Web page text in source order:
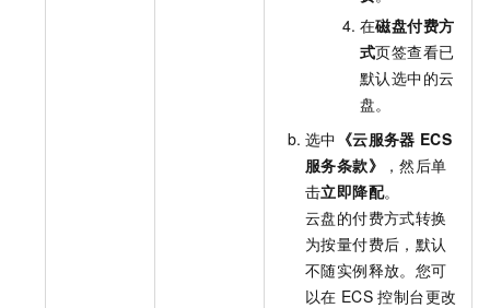
在磁盘付费方
式页签查看已
默认选中的云
盘。
选中 《云服务器 ECS
服务条款》
，然后单
击立即降配。
云盘的付费方式转换
为按量付费后，默认
不随实例释放。您可
以在 ECS 控制台更改